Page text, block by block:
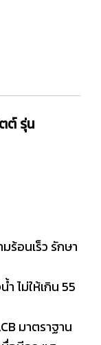
ต์ รุ่น
ร้อนเร็ว รักษา
ไม่ให้เกิน 55
มาตราฐาน